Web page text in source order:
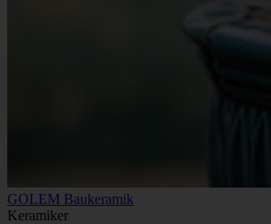
GOLEM Baukeramik
Keramiker